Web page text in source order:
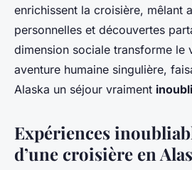
enrichissent la croisière, mêlant
personnelles et découvertes
dimension sociale transforme le
aventure humaine singulière,
Alaska un séjour vraiment
Expériences
d’une croisière en